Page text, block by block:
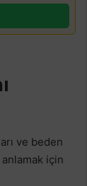
ve beden
için